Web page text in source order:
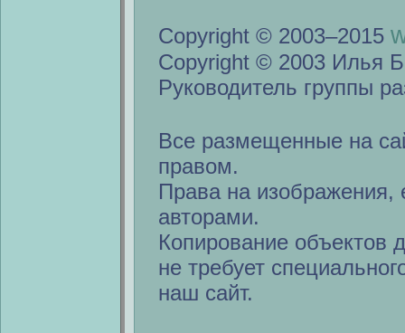
Copyright © 2003–2015
Copyright © 2003 Илья
Руководитель группы
Все размещенные на
правом.
Права на изображения,
авторами.
Копирование объектов
не требует
наш сайт.